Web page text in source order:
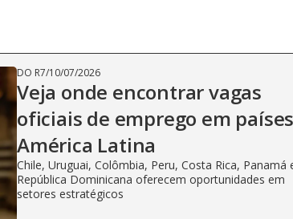
DO R7/10/07/2026
Veja onde encontrar vagas
oficiais de emprego em
América Latina
Chile, Uruguai, Colômbia, Peru, Costa Rica, Panamá
República Dominicana oferecem oportunidades em
setores estratégicos